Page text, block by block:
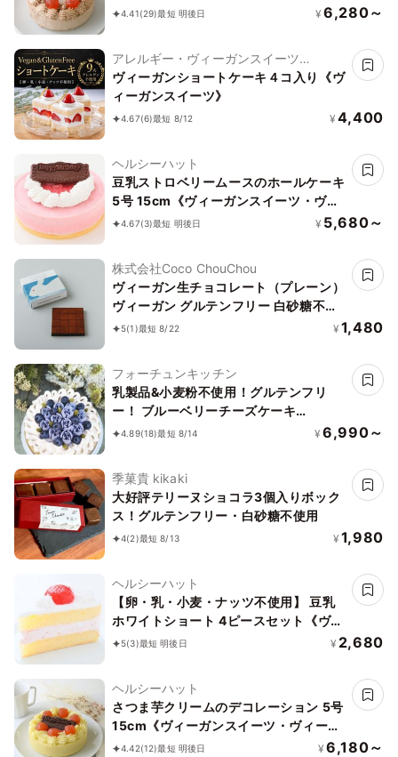
ガンケーキ》〔Bc5〕【卵・乳製品・小
4.41(29)最短 明後日 ¥ 6,280～
アレルギー・ヴィーガンスイーツ
L'AURA(ローラ)
ヴィーガンショートケーキ４コ入り《ヴ
ィーガンスイーツ》
4.67(6)最短 8/12 ¥ 4,400
ヘルシーハット
豆乳ストロベリームースのホールケーキ
5号 15cm《ヴィーガンスイーツ・ヴィ
ーガンケーキ》〔St5〕【卵・乳製品・
4.67(3)最短 明後日 ¥ 5,680～
株式会社Coco ChouChou
ヴィーガン生チョコレート（プレーン）
ヴィーガン グルテンフリー 白砂糖不使
用5(1)最短 8/22 ¥ 1,480
フォーチュンキッチン
乳製品&小麦粉不使用！グルテンフリ
ー！ ブルーベリーチーズケーキ
15cm《ヴィーガンスイーツ・ヴィーガ
4.89(18)最短 8/14 ¥ 6,990～
季菓貴 kikaki
大好評テリーヌショコラ3個入りボック
ス！グルテンフリー・白砂糖不使用
4(2)最短 8/13 ¥ 1,980
ヘルシーハット
【卵・乳・小麦・ナッツ不使用】 豆乳
ホワイトショート 4ピースセット《ヴィ
ーガンスイーツ・ヴィーガンケーキ》
5(3)最短 明後日 ¥ 2,680
ヘルシーハット
さつま芋クリームのデコレーション 5号
15cm《ヴィーガンスイーツ・ヴィーガ
ンケーキ》〔Bs5〕【卵・乳製品・小麦
4.42(12)最短 明後日 ¥ 6,180～